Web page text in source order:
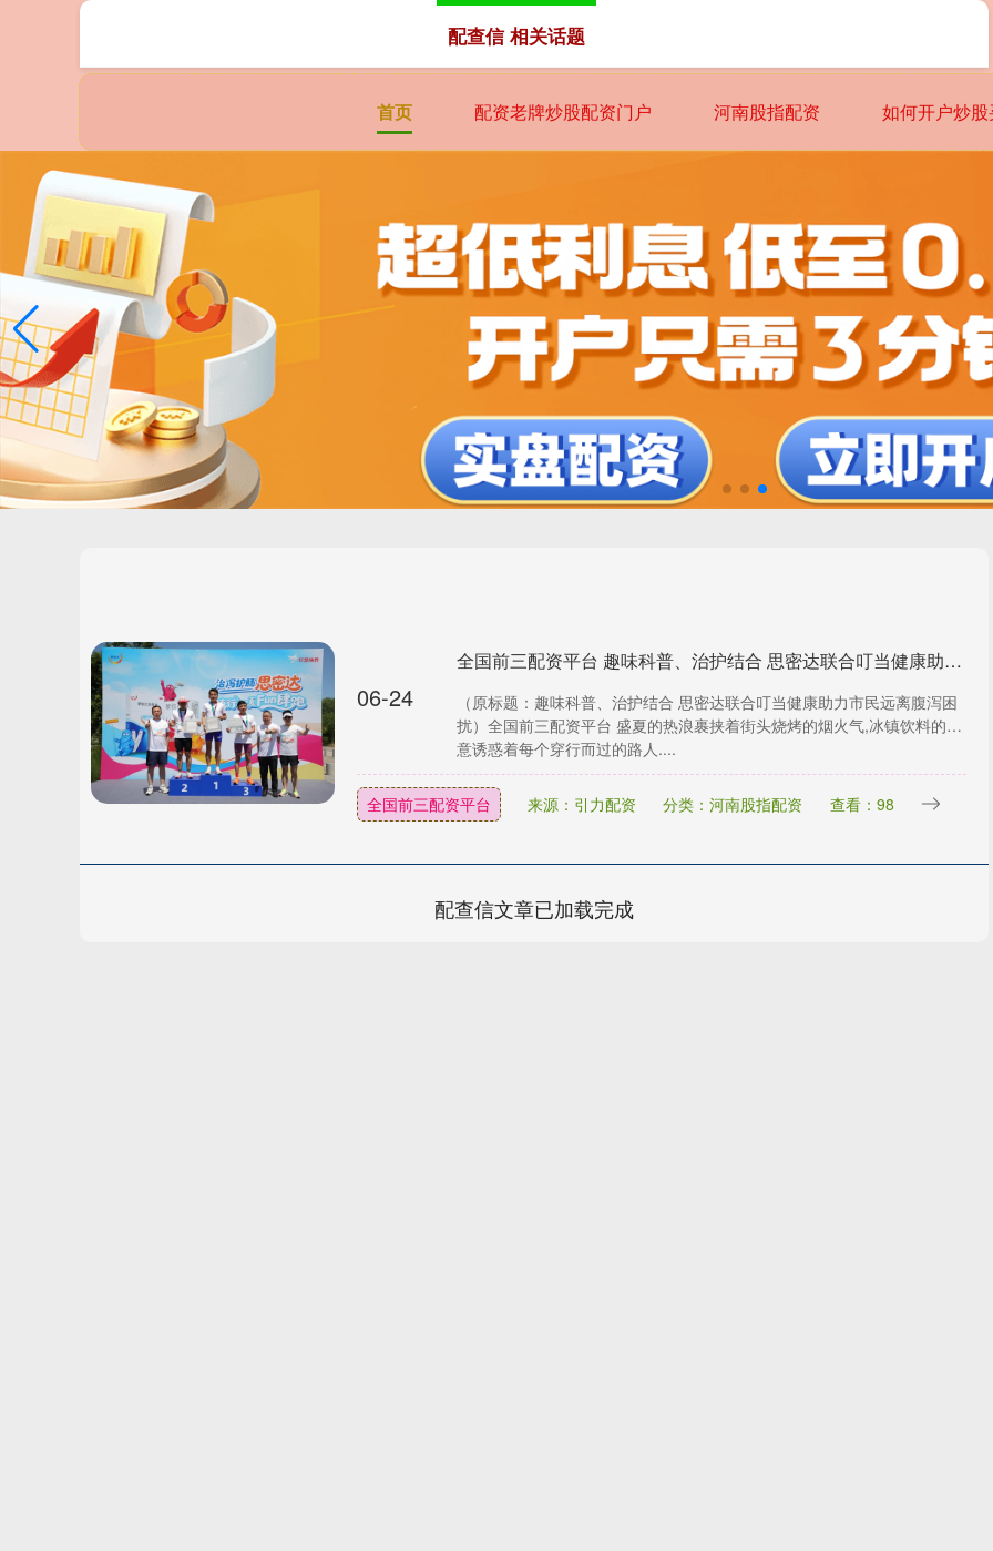
首页 配资老牌炒股配资门户 河南股指配资 如何开户炒
配查信 相关话题
06-24
全国前三配资平台 趣味科普、治护结合 思密达联合叮当健康助力市民远离腹泻困扰
（原标题：趣味科普、治护结合 思密达联合叮当健康助力市民远离腹泻困
扰）全国前三配资平台 盛夏的热浪裹挟着街头烧烤的烟火气,冰镇饮料的凉
意诱惑着每个穿行而过的路人....
全国前三配资平台 来源：引力配资 分类：河南股指配资 查看：98
配查信文章已加载完成